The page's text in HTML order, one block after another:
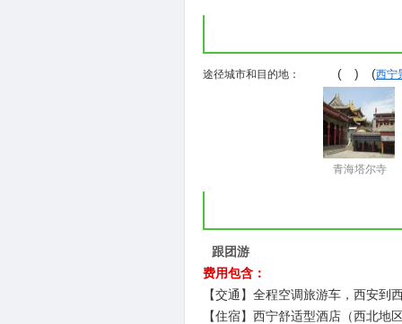
途径城市和目的地： ( ) (西宁
青海塔尔寺
跟团游
费用包含：
【交通】全程空调旅游车，西安到
【住宿】西宁舒适型酒店（西北地